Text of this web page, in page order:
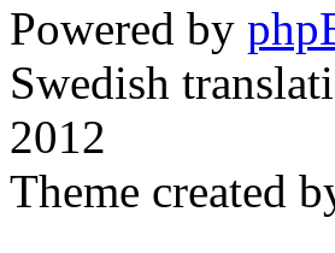
Powered by
Swedish
2012
Theme created